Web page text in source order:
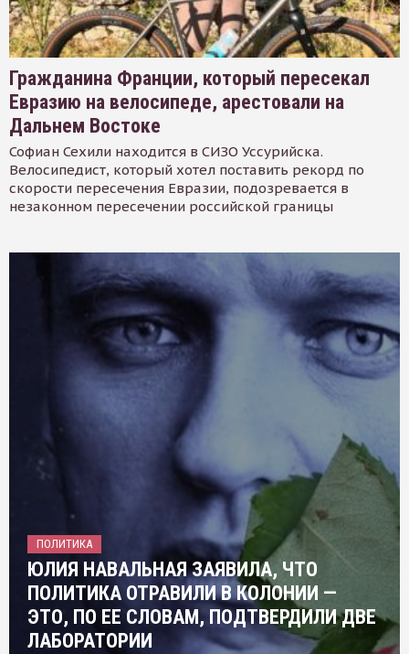
Гражданина Франции, который пересекал
Евразию на велосипеде, арестовали на
Дальнем Востоке
Софиан Сехили находится в СИЗО Уссурийска.
Велосипедист, который хотел поставить рекорд по
скорости пересечения Евразии, подозревается в
незаконном пересечении российской границы
ПОЛИТИКА
ЮЛИЯ НАВАЛЬНАЯ ЗАЯВИЛА, ЧТО
ПОЛИТИКА ОТРАВИЛИ В КОЛОНИИ —
ЭТО, ПО ЕЕ СЛОВАМ, ПОДТВЕРДИЛИ ДВЕ
ЛАБОРАТОРИИ